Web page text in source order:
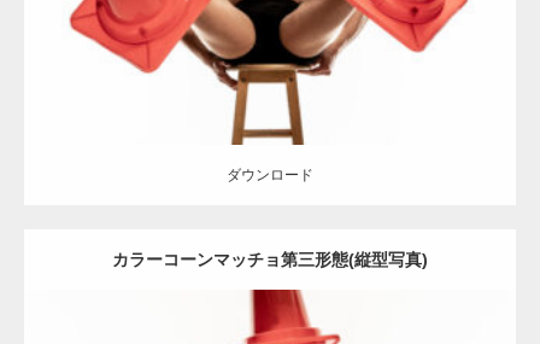
ダウンロード
ダウンロード
カラーコーンマッチョ第三形態(縦型写真)